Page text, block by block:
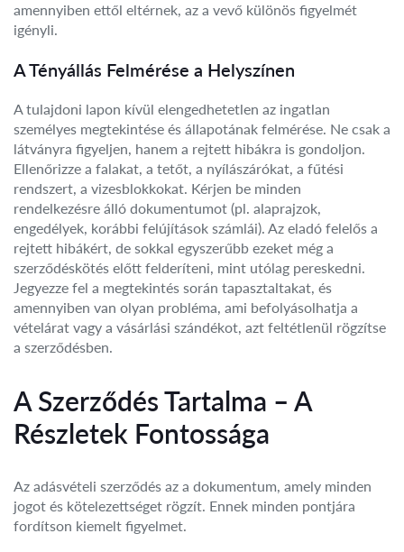
amennyiben ettől eltérnek, az a vevő különös figyelmét
igényli.
A Tényállás Felmérése a Helyszínen
A tulajdoni lapon kívül elengedhetetlen az ingatlan
személyes megtekintése és állapotának felmérése. Ne csak a
látványra figyeljen, hanem a rejtett hibákra is gondoljon.
Ellenőrizze a falakat, a tetőt, a nyílászárókat, a fűtési
rendszert, a vizesblokkokat. Kérjen be minden
rendelkezésre álló dokumentumot (pl. alaprajzok,
engedélyek, korábbi felújítások számlái). Az eladó felelős a
rejtett hibákért, de sokkal egyszerűbb ezeket még a
szerződéskötés előtt felderíteni, mint utólag pereskedni.
Jegyezze fel a megtekintés során tapasztaltakat, és
amennyiben van olyan probléma, ami befolyásolhatja a
vételárat vagy a vásárlási szándékot, azt feltétlenül rögzítse
a szerződésben.
A Szerződés Tartalma – A
Részletek Fontossága
Az adásvételi szerződés az a dokumentum, amely minden
jogot és kötelezettséget rögzít. Ennek minden pontjára
fordítson kiemelt figyelmet.